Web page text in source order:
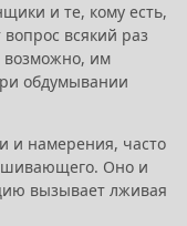
и те, кому есть,
всякий раз
возможно, им
обдумывании
и намерения, часто
Оно и
вызывает лживая